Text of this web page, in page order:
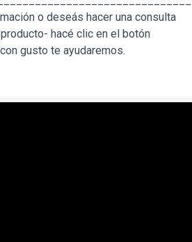
o deseás hacer una consulta
hacé clic en el botón
gusto te ayudaremos.